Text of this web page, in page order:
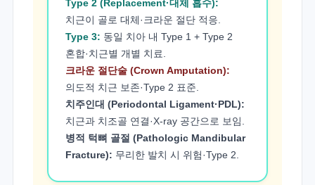
Type 2 (Replacement·대체 흡수):
치근이 골로 대체·크라운 절단 적응.
Type 3: 동일 치아 내 Type 1 + Type 2
혼합·치근별 개별 치료.
크라운 절단술 (Crown Amputation):
의도적 치근 보존·Type 2 표준.
치주인대 (Periodontal Ligament·PDL):
치근과 치조골 연결·X-ray 공간으로 보임.
병적 턱뼈 골절 (Pathologic Mandibular
Fracture): 무리한 발치 시 위험·Type 2.